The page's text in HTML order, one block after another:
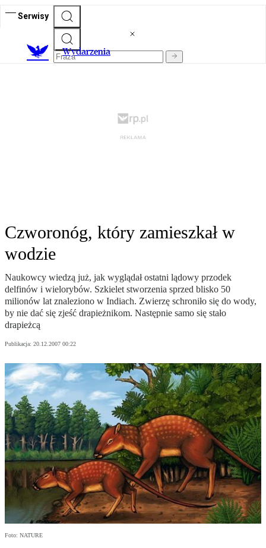
Serwisy
Wydarzenia
Czworonóg, który zamieszkał w
wodzie
Naukowcy wiedzą już, jak wyglądał ostatni lądowy przodek
delfinów i wielorybów. Szkielet stworzenia sprzed blisko 50
milionów lat znaleziono w Indiach. Zwierzę schroniło się do wody,
by nie dać się zjeść drapieżnikom. Następnie samo się stało
drapieżcą
Publikacja: 20.12.2007 00:22
Foto: NATURE